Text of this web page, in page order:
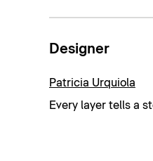
Designer
Patricia Urquiola
Every layer tells a